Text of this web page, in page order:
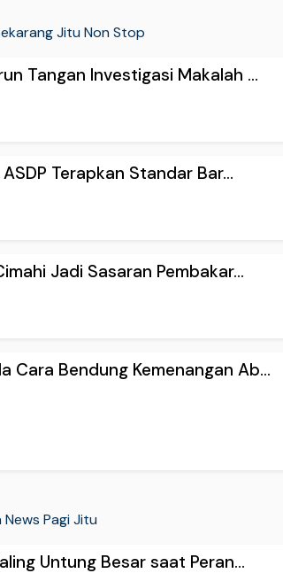
Jitu Non Stop
Tangan Investigasi Makalah ...
Terapkan Standar Bar...
Jadi Sasaran Pembakar...
Cara Bendung Kemenangan Ab...
Pagi Jitu
Untung Besar saat Peran...